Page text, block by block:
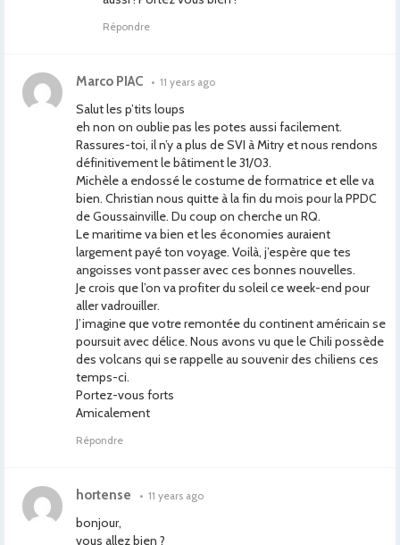
Répondre
Marco PIAC • 11 years ago
Salut les p’tits loups
eh non on oublie pas les potes aussi facilement.
Rassures-toi, il n’y a plus de SVI à Mitry et nous rendons
définitivement le bâtiment le 31/03.
Michèle a endossé le costume de formatrice et elle va
bien. Christian nous quitte à la fin du mois pour la PPDC
de Goussainville. Du coup on cherche un RQ.
Le maritime va bien et les économies auraient
largement payé ton voyage. Voilà, j’espère que tes
angoisses vont passer avec ces bonnes nouvelles.
Je crois que l’on va profiter du soleil ce week-end pour
aller vadrouiller.
J’imagine que votre remontée du continent américain se
poursuit avec délice. Nous avons vu que le Chili possède
des volcans qui se rappelle au souvenir des chiliens ces
temps-ci.
Portez-vous forts
Amicalement
Répondre
hortense • 11 years ago
bonjour,
vous allez bien ?